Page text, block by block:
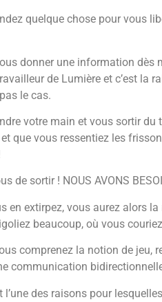
quelque chose pour vous
donner une information dès
de Lumière et c’est
le cas.
votre main et vous sortir
que vous ressentiez les
de sortir ! NOUS AVONS
en extirpez, vous aurez alors
beaucoup, où vous
comprenez la notion de jeu,
communication
l’une des raisons pour